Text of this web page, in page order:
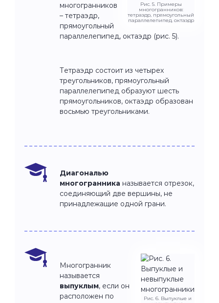
Рис. 5. Примеры
многогранников:
тетраэдр, прямоугольный
параллелепипед, октаэдр
многогранников
– тетраэдр,
прямоугольный
параллелепипед, октаэдр (рис. 5).
Тетраэдр состоит из четырех
треугольников, прямоугольный
параллелепипед образуют шесть
прямоугольников, октаэдр образован
восьмью треугольниками.
Диагональю
многогранника называется отрезок,
соединяющий две вершины, не
принадлежащие одной грани.
Рис. 6. Выпуклые и
Многогранник
называется
выпуклым, если он
расположен по